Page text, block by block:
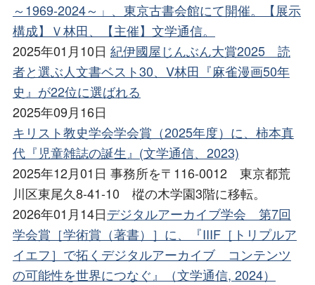
～1969-2024～」、東京古書会館にて開催。【展示
構成】Ｖ林田、【主催】文学通信。
2025年01月10日 紀伊國屋じんぶん大賞2025 読
者と選ぶ人文書ベスト30、V林田『麻雀漫画50年
史』が22位に選ばれる
2025年09月16日
キリスト教史学会学会賞（2025年度）に、柿本真
代『児童雑誌の誕生』(文学通信、2023)
2025年12月01日 事務所を〒116-0012 東京都荒
川区東尾久8-41-10 樅の木学園3階に移転。
2026年01月14日デジタルアーカイブ学会 第7回
学会賞［学術賞（著書）］に、『IIIF［トリプルア
イエフ］で拓くデジタルアーカイブ コンテンツ
の可能性を世界につなぐ』（文学通信, 2024）